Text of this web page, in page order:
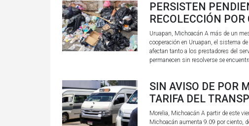
PERSISTEN
RECOLECCIÓN
Uruapan, Michoacán A más de un
cooperación en Uruapan, el sistema
afectan tanto a los prestadores del
permanecen sin resolverse se
SIN AVISO DE POR
TARIFA DEL
Morelia, Michoacán A partir de este
Michoacán aumenta 9.09 por ciento,